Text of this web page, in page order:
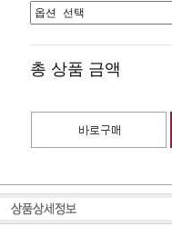
총 상품 금액